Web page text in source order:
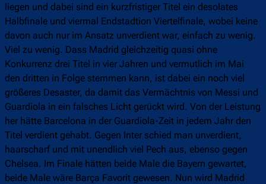
liegen und dabei sind ein kurzfristiger Titel ein desolates
Halbfinale und viermal Endstadtion Viertelfinale, wobei keine
davon auch nur im Ansatz unverdient war, einfach zu wenig.
Viel zu wenig. Dass Madrid gleichzeitig quasi ohne
Konkurrenz drei Titel in vier Jahren und vermutlich im Mai
den dritten in Folge stemmen kann, ist dabei ein noch viel
größeres Desaster, da damit das Vermächtnis von Messi und
Guardiola in ein falsches Licht gerückt wird. Von der Leistung
her hätte Barcelona in der Guardiola-Zeit in jedem Jahr den
Titel verdient gehabt. Gegen Inter schied man unverdient,
haarscharf und mit unendlich viel Pech aus, ebenso gegen
Chelsea. Im Finale hätten beide Male die Bayern gewartet,
beide Male wäre Barça Favorit gewesen. Nun wird Madrid